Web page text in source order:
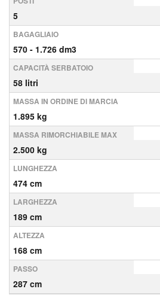
5
BAGAGLIAIO
570 - 1.726 dm3
CAPACITÀ SERBATOIO
58 litri
MASSA IN ORDINE DI MARCIA
1.895 kg
MASSA RIMORCHIABILE MAX
2.500 kg
LUNGHEZZA
474 cm
LARGHEZZA
189 cm
ALTEZZA
168 cm
PASSO
287 cm